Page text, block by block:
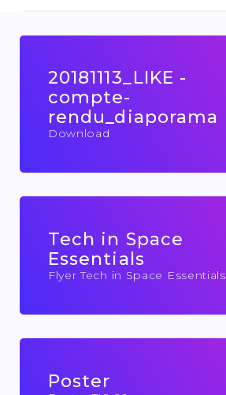
20181113_LIKE -
compte-
rendu_diaporama
Download
Tech in Space
Essentials
Flyer Tech in Space Essentials
Poster